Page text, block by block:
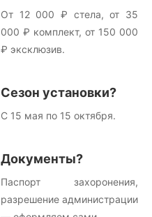
От 12 000 ₽ стела, от 35
000 ₽ комплект, от 150 000
₽ эксклюзив.
Сезон установки?
С 15 мая по 15 октября.
Документы?
Паспорт захоронения,
разрешение администрации